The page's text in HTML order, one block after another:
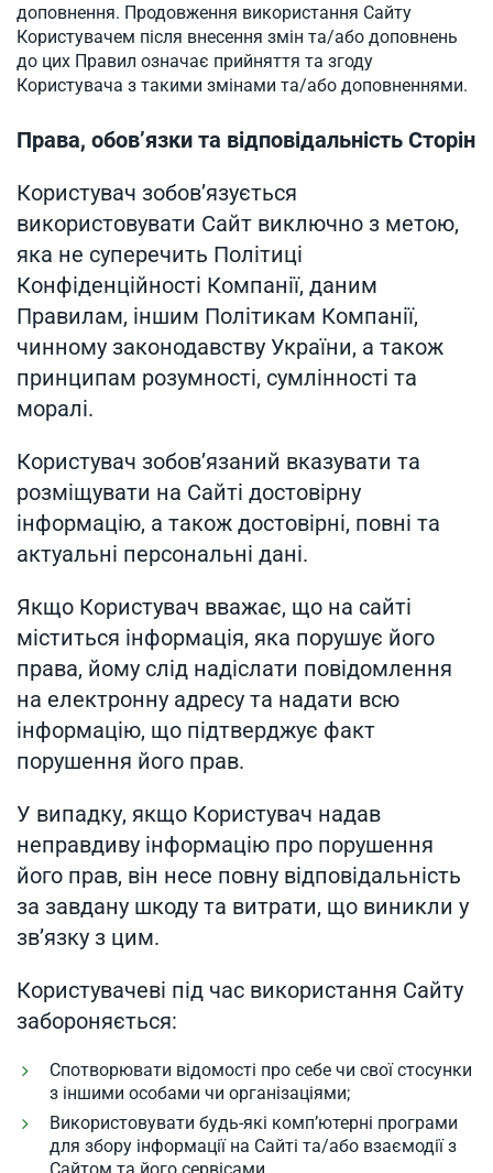
доповнення. Продовження використання Сайту
Користувачем після внесення змін та/або доповнень
до цих Правил означає прийняття та згоду
Користувача з такими змінами та/або доповненнями.
Права, обов’язки та відповідальність Сторін
Користувач зобов’язується
використовувати Сайт виключно з метою,
яка не суперечить Політиці
Конфіденційності Компанії, даним
Правилам, іншим Політикам Компанії,
чинному законодавству України, а також
принципам розумності, сумлінності та
моралі.
Користувач зобов’язаний вказувати та
розміщувати на Сайті достовірну
інформацію, а також достовірні, повні та
актуальні персональні дані.
Якщо Користувач вважає, що на сайті
міститься інформація, яка порушує його
права, йому слід надіслати повідомлення
на електронну адресу та надати всю
інформацію, що підтверджує факт
порушення його прав.
У випадку, якщо Користувач надав
неправдиву інформацію про порушення
його прав, він несе повну відповідальність
за завдану шкоду та витрати, що виникли у
зв’язку з цим.
Користувачеві під час використання Сайту
забороняється:
Спотворювати відомості про себе чи свої стосунки
з іншими особами чи організаціями;
Використовувати будь-які комп’ютерні програми
для збору інформації на Сайті та/або взаємодії з